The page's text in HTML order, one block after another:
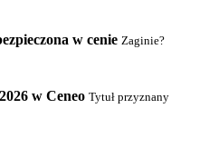
w cenie Zaginie?
w Ceneo Tytuł przyznany